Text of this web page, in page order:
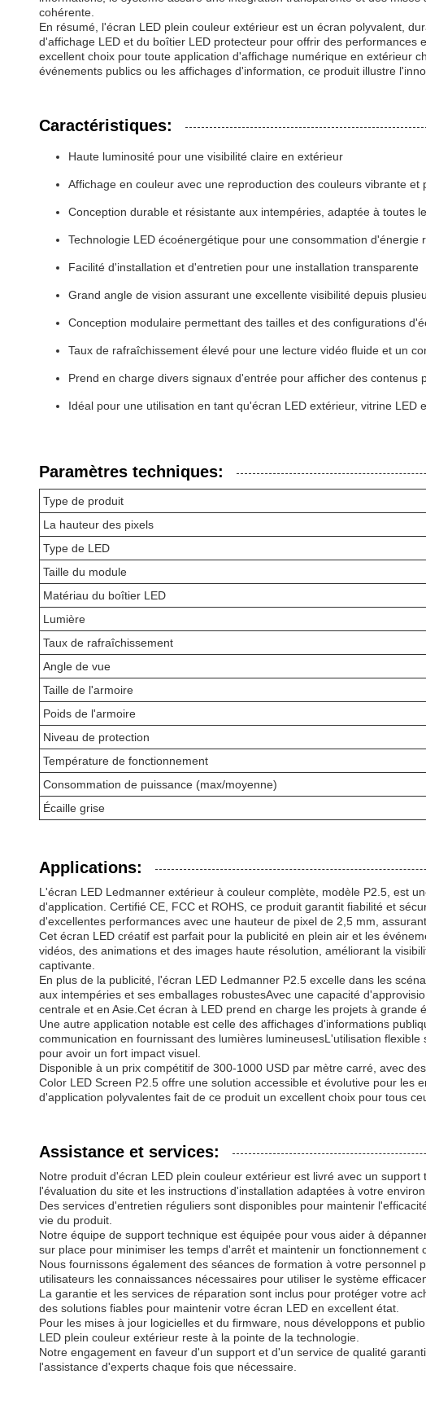
cohérente.
En résumé, l'écran LED plein couleur extérieur est un écran polyvalent,
d'affichage LED et du boîtier LED protecteur pour offrir des
excellent choix pour toute application d'affichage numérique en extérieur
événements publics ou les affichages d'information, ce produit illustre
Caractéristiques:
Haute luminosité pour une visibilité claire en extérieur
Affichage en couleur avec une reproduction des couleurs vibrante et
Conception durable et résistante aux intempéries, adaptée à toutes
Technologie LED écoénergétique pour une consommation d'énergie
Facilité d'installation et d'entretien pour une installation transparente
Grand angle de vision assurant une excellente visibilité depuis
Conception modulaire permettant des tailles et des configurations
Taux de rafraîchissement élevé pour une lecture vidéo fluide et un
Prend en charge divers signaux d'entrée pour afficher des contenus
Idéal pour une utilisation en tant qu'écran LED extérieur, vitrine LED
Paramètres techniques:
Type de produit
La hauteur des pixels
Type de LED
Taille du module
Matériau du boîtier LED
Lumière
Taux de rafraîchissement
Angle de vue
Taille de l'armoire
Poids de l'armoire
Niveau de protection
Température de fonctionnement
Consommation de puissance (max/moyenne)
Écaille grise
Applications:
L'écran LED Ledmanner extérieur à couleur complète, modèle P2.5, est
d'application. Certifié CE, FCC et ROHS, ce produit garantit fiabilité et
d'excellentes performances avec une hauteur de pixel de 2,5 mm,
Cet écran LED créatif est parfait pour la publicité en plein air et les
vidéos, des animations et des images haute résolution, améliorant la
captivante.
En plus de la publicité, l'écran LED Ledmanner P2.5 excelle dans les
aux intempéries et ses emballages robustesAvec une capacité
centrale et en Asie.Cet écran à LED prend en charge les projets à grande
Une autre application notable est celle des affichages d'informations
communication en fournissant des lumières lumineusesL'utilisation
pour avoir un fort impact visuel.
Disponible à un prix compétitif de 300-1000 USD par mètre carré, avec
Color LED Screen P2.5 offre une solution accessible et évolutive pour
d'application polyvalentes fait de ce produit un excellent choix pour tous
Assistance et services:
Notre produit d'écran LED plein couleur extérieur est livré avec un
l'évaluation du site et les instructions d'installation adaptées à votre
Des services d'entretien réguliers sont disponibles pour maintenir
vie du produit.
Notre équipe de support technique est équipée pour vous aider à
sur place pour minimiser les temps d'arrêt et maintenir un fonctionnement
Nous fournissons également des séances de formation à votre
utilisateurs les connaissances nécessaires pour utiliser le système
La garantie et les services de réparation sont inclus pour protéger votre
des solutions fiables pour maintenir votre écran LED en excellent état.
Pour les mises à jour logicielles et du firmware, nous développons et
LED plein couleur extérieur reste à la pointe de la technologie.
Notre engagement en faveur d'un support et d'un service de qualité
l'assistance d'experts chaque fois que nécessaire.